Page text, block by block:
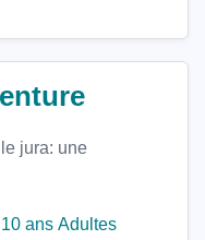
jura: une
ans Adultes